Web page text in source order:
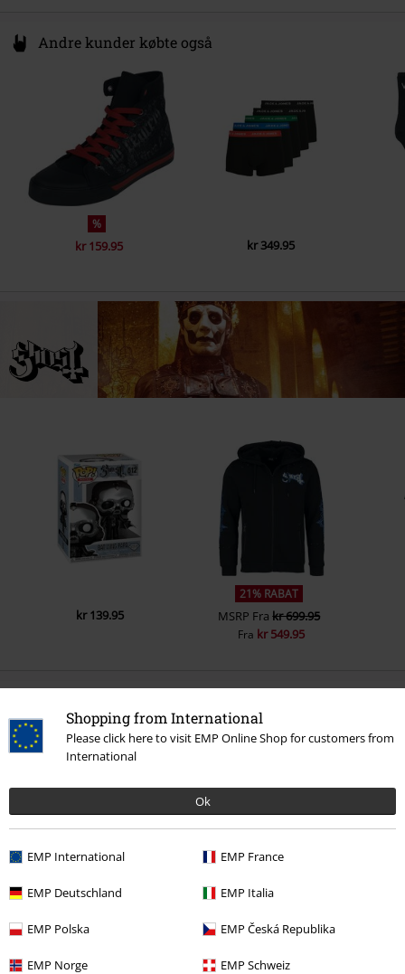
Shopping from International
Please click here to visit EMP Online Shop for customers from
International
Ok
EMP International EMP France
EMP Deutschland EMP Italia
EMP Polska EMP Česká Republika
EMP Norge EMP Schweiz
Andre kunder købte også
%
kr 159.95 kr 349.95
kr 139.95
21% RABAT
MSRP Frakr 699.95
Fra kr 549.95
Fortæl os din mening om denne vare "Papa Vitruvium".
Skriv anmeldelse